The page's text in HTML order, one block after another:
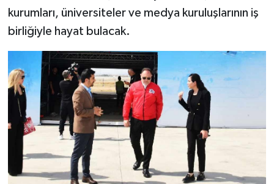
kurumları, üniversiteler ve medya kuruluşlarının iş
birliğiyle hayat bulacak.